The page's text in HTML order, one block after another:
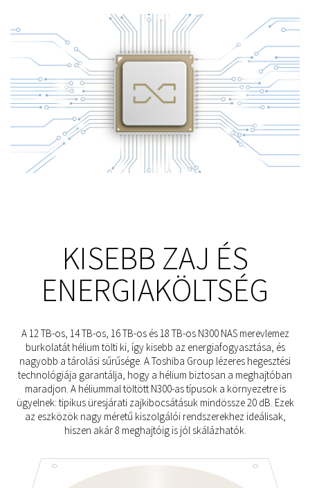
KISEBB ZAJ ÉS
ENERGIAKÖLTSÉG
A 12 TB-os, 14 TB-os, 16 TB-os és 18 TB-os N300 NAS merevlemez
burkolatát hélium tölti ki, így kisebb az energiafogyasztása, és
nagyobb a tárolási sűrűsége. A Toshiba Group lézeres hegesztési
technológiája garantálja, hogy a hélium biztosan a meghajtóban
maradjon. A héliummal töltött N300-as típusok a környezetre is
ügyelnek: tipikus üresjárati zajkibocsátásuk mindössze 20 dB. Ezek
az eszközök nagy méretű kiszolgálói rendszerekhez ideálisak,
hiszen akár 8 meghajtóig is jól skálázhatók.